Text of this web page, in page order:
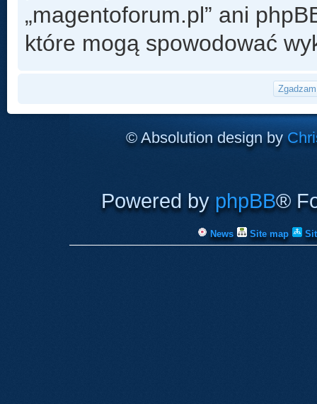
„magentoforum.pl” ani
które mogą spowodować
© Absolution design by
Powered by phpBB®
News Site map